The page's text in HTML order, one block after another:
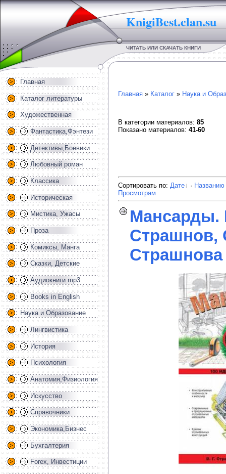
KnigiBest.clan.su
ЧИТАТЬ ИЛИ СКАЧАТЬ КНИГИ
Главная
Каталог литературы
Художественная
Фантастика,Фэнтези
Детективы,Боевики
Любовный роман
Классика
Историческая
Мистика, Ужасы
Проза
Комиксы, Манга
Сказки, Детские
Аудиокниги mp3
Books in English
Наука и Образование
Лингвистика
История
Психология
Анатомия,Физиология
Искусство
Справочники
Экономика,Бизнес
Бухгалтерия
Forex, Инвестиции
Главная » Каталог » Наука и
В категории материалов: 85
Показано материалов: 41-60
Сортировать по: Дате · Названию
Просмотрам
Мансарды.
Страшнов,
Страшнова